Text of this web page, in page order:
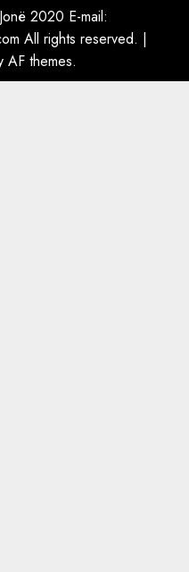
Talo Çelën”,
e Nuredin Dumanit
që e
2020 E-mail:
All rights reserved. |
AF themes.